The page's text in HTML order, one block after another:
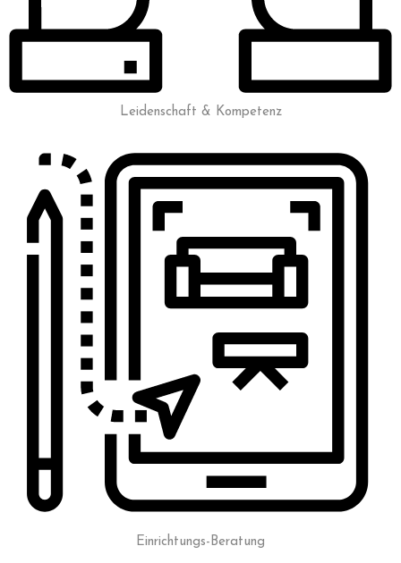
Leidenschaft & Kompetenz
Einrichtungs-Beratung